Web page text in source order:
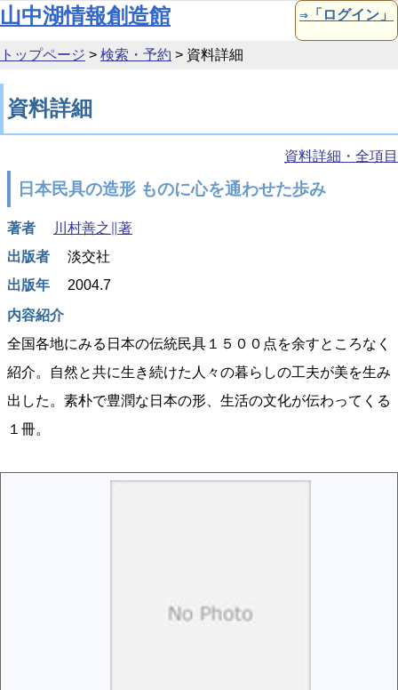
本文へ移動
山中湖情報創造館 ⇒「ログイン」
トップページ > 検索・予約 > 資料詳細
資料詳細
資料詳細・全項目
日本民具の造形 ものに心を通わせた歩み
著者
川村善之∥著
出版者
淡交社
出版年
2004.7
内容紹介
全国各地にみる日本の伝統民具１５００点を余すところなく
紹介。自然と共に生き続けた人々の暮らしの工夫が美を生み
出した。素朴で豊潤な日本の形、生活の文化が伝わってくる
１冊。